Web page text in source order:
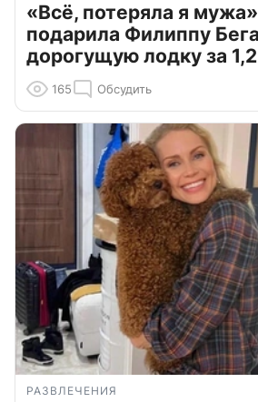
«Всё, потеряла я
подарила Филиппу
дорогущую лодку за
165 Обсудить
РАЗВЛЕЧЕНИЯ